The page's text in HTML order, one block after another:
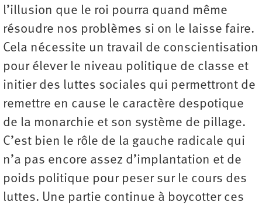
l’illusion que le roi pourra quand même
résoudre nos problèmes si on le laisse faire.
Cela nécessite un travail de conscientisation
pour élever le niveau politique de classe et
initier des luttes sociales qui permettront de
remettre en cause le caractère despotique
de la monarchie et son système de pillage.
C’est bien le rôle de la gauche radicale qui
n’a pas encore assez d’implantation et de
poids politique pour peser sur le cours des
luttes. Une partie continue à boycotter ces